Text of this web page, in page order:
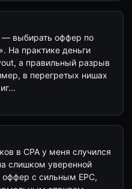
— выбирать оффер по
На практике деньги
а правильный разрыв
в перегретых нишах
в CPA у меня случился
слишком уверенной
оффер с сильным EPC,